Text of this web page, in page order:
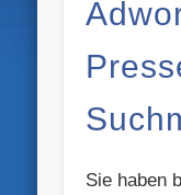
Sie haben